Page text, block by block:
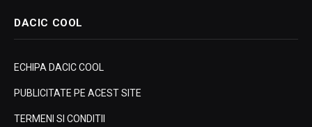
DACIC COOL
ECHIPA DACIC COOL
PUBLICITATE PE ACEST SITE
TERMENI SI CONDITII